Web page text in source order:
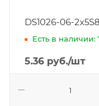
DS1026-06-
Есть в наличии:
5.36 руб./шт